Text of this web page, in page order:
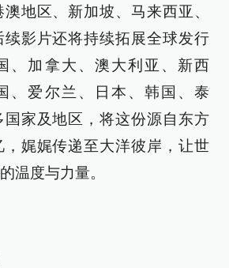
地区、新加坡、马来西亚、
影片还将持续拓展全球发行
、加拿大、澳大利亚、新西
、爱尔兰、日本、韩国、泰
国家及地区，将这份源自东方
娓娓传递至大洋彼岸，让世
温度与力量。